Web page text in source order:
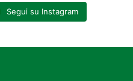
Segui su Instagram